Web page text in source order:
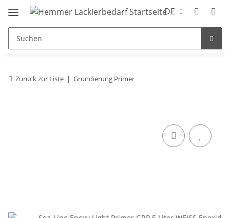
DE
Zurück zur Liste Grundierung Primer